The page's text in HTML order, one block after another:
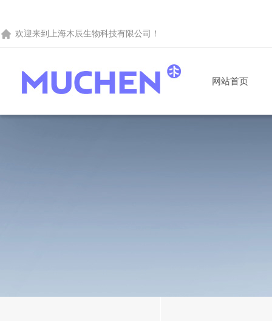
欢迎来到 上海木辰生物科技有限公司 ！
网站首页